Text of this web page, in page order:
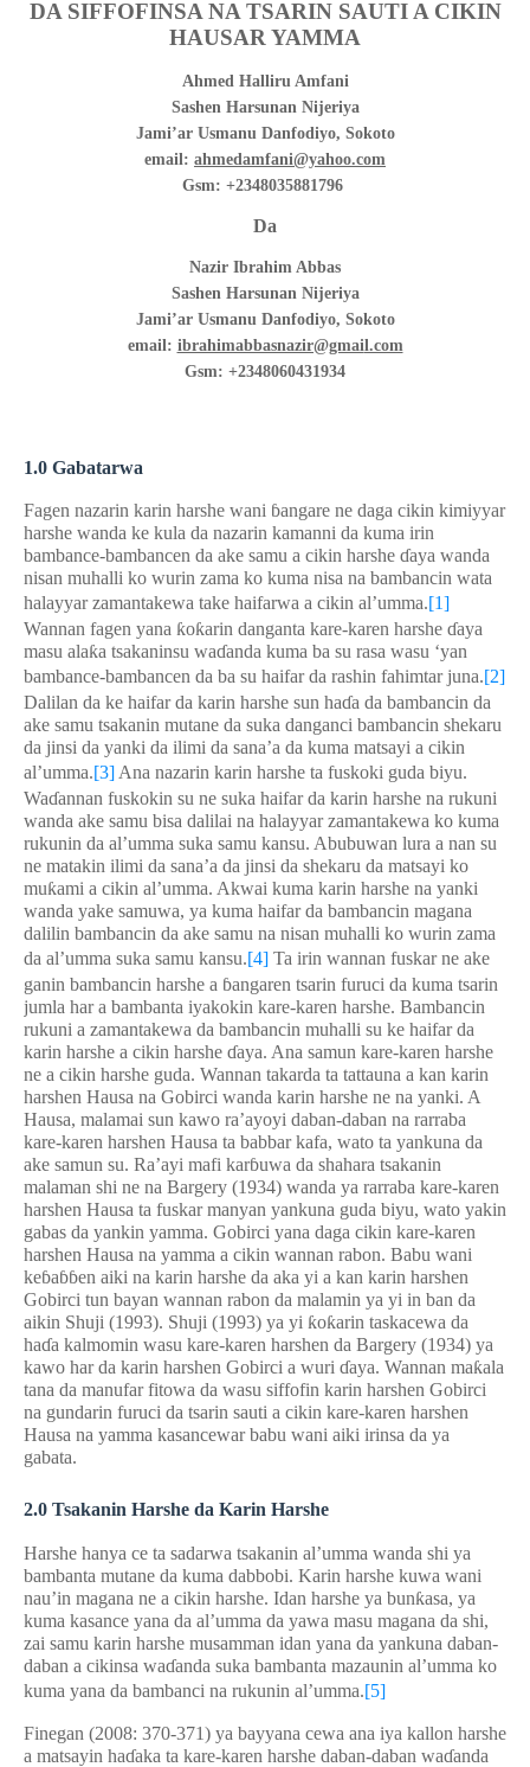
DA SIFFOFINSA NA TSARIN SAUTI A CIKIN
HAUSAR YAMMA
Ahmed Halliru Amfani
Sashen Harsunan Nijeriya
Jami’ar Usmanu Danfodiyo, Sokoto
email: ahmedamfani@yahoo.com
Gsm: +2348035881796
Da
Nazir Ibrahim Abbas
Sashen Harsunan Nijeriya
Jami’ar Usmanu Danfodiyo, Sokoto
email: ibrahimabbasnazir@gmail.com
Gsm: +2348060431934
1.0 Gabatarwa
Fagen nazarin karin harshe wani ɓangare ne daga cikin kimiyyar
harshe wanda ke kula da nazarin kamanni da kuma irin
bambance-bambancen da ake samu a cikin harshe ɗaya wanda
nisan muhalli ko wurin zama ko kuma nisa na bambancin wata
halayyar zamantakewa take haifarwa a cikin al’umma.[1]
Wannan fagen yana ƙoƙarin danganta kare-karen harshe ɗaya
masu alaƙa tsakaninsu waɗanda kuma ba su rasa wasu ‘yan
bambance-bambancen da ba su haifar da rashin fahimtar juna.[2]
Dalilan da ke haifar da karin harshe sun haɗa da bambancin da
ake samu tsakanin mutane da suka danganci bambancin shekaru
da jinsi da yanki da ilimi da sana’a da kuma matsayi a cikin
al’umma.[3] Ana nazarin karin harshe ta fuskoki guda biyu.
Waɗannan fuskokin su ne suka haifar da karin harshe na rukuni
wanda ake samu bisa dalilai na halayyar zamantakewa ko kuma
rukunin da al’umma suka samu kansu. Abubuwan lura a nan su
ne matakin ilimi da sana’a da jinsi da shekaru da matsayi ko
muƙami a cikin al’umma. Akwai kuma karin harshe na yanki
wanda yake samuwa, ya kuma haifar da bambancin magana
dalilin bambancin da ake samu na nisan muhalli ko wurin zama
da al’umma suka samu kansu.[4] Ta irin wannan fuskar ne ake
ganin bambancin harshe a ɓangaren tsarin furuci da kuma tsarin
jumla har a bambanta iyakokin kare-karen harshe. Bambancin
rukuni a zamantakewa da bambancin muhalli su ke haifar da
karin harshe a cikin harshe ɗaya. Ana samun kare-karen harshe
ne a cikin harshe guda. Wannan takarda ta tattauna a kan karin
harshen Hausa na Gobirci wanda karin harshe ne na yanki. A
Hausa, malamai sun kawo ra’ayoyi daban-daban na rarraba
kare-karen harshen Hausa ta babbar kafa, wato ta yankuna da
ake samun su. Ra’ayi mafi karɓuwa da shahara tsakanin
malaman shi ne na Bargery (1934) wanda ya rarraba kare-karen
harshen Hausa ta fuskar manyan yankuna guda biyu, wato yakin
gabas da yankin yamma. Gobirci yana daga cikin kare-karen
harshen Hausa na yamma a cikin wannan rabon. Babu wani
keɓaɓɓen aiki na karin harshe da aka yi a kan karin harshen
Gobirci tun bayan wannan rabon da malamin ya yi in ban da
aikin Shuji (1993). Shuji (1993) ya yi ƙoƙarin taskacewa da
haɗa kalmomin wasu kare-karen harshen da Bargery (1934) ya
kawo har da karin harshen Gobirci a wuri ɗaya. Wannan maƙala
tana da manufar fitowa da wasu siffofin karin harshen Gobirci
na gundarin furuci da tsarin sauti a cikin kare-karen harshen
Hausa na yamma kasancewar babu wani aiki irinsa da ya
gabata.
2.0 Tsakanin Harshe da Karin Harshe
Harshe hanya ce ta sadarwa tsakanin al’umma wanda shi ya
bambanta mutane da kuma dabbobi. Karin harshe kuwa wani
nau’in magana ne a cikin harshe. Idan harshe ya bunƙasa, ya
kuma kasance yana da al’umma da yawa masu magana da shi,
zai samu karin harshe musamman idan yana da yankuna daban-
daban a cikinsa waɗanda suka bambanta mazaunin al’umma ko
kuma yana da bambanci na rukunin al’umma.[5]
Finegan (2008: 370-371) ya bayyana cewa ana iya kallon harshe
a matsayin haɗaka ta kare-karen harshe daban-daban waɗanda